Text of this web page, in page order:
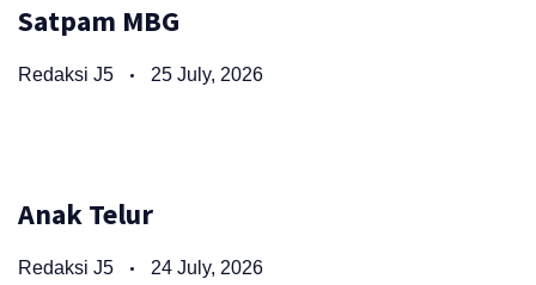
Satpam MBG
Redaksi J5 25 July, 2026
Anak Telur
Redaksi J5 24 July, 2026